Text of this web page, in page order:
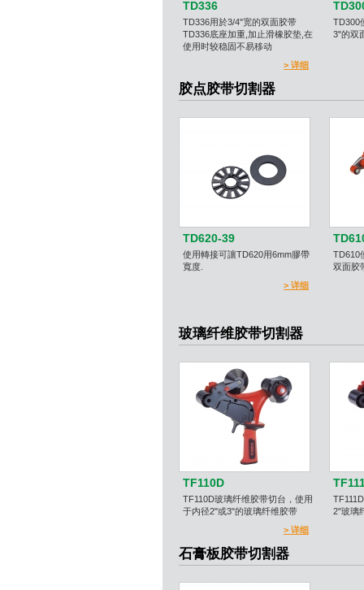
TD336
TD336用於3/4"宽的双面胶带
TD336底座加重,加止滑橡胶垫,在
使用时较稳固不易移动
> 详细
TD300
3"的双
胶点胶带切割器
TD620-39
使用轉接可讓TD620用6mm膠帶
寬度.
> 详细
TD610
双面胶
玻璃纤维胶带切割器
TF110D
TF110D玻璃纤维胶带切台，使用
于内径2"或3"的玻璃纤维胶带
> 详细
2"玻璃
石膏板胶带切割器